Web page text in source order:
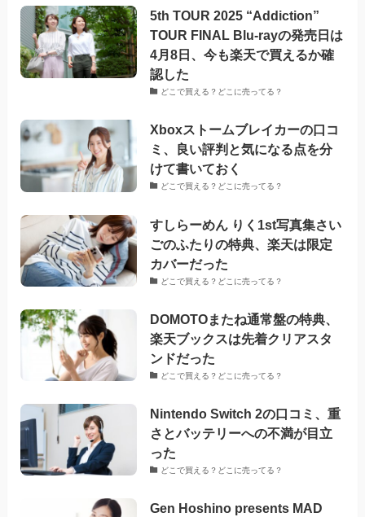
5th TOUR 2025 “Addiction”
TOUR FINAL Blu-rayの発売日は
4月8日、今も楽天で買えるか確
認した
どこで買える？どこに売ってる？
Xboxストームブレイカーの口コ
ミ、良い評判と気になる点を分
けて書いておく
どこで買える？どこに売ってる？
すしらーめん りく1st写真集さい
ごのふたりの特典、楽天は限定
カバーだった
どこで買える？どこに売ってる？
DOMOTOまたね通常盤の特典、
楽天ブックスは先着クリアスタ
ンドだった
どこで買える？どこに売ってる？
Nintendo Switch 2の口コミ、重
さとバッテリーへの不満が目立
った
どこで買える？どこに売ってる？
Gen Hoshino presents MAD